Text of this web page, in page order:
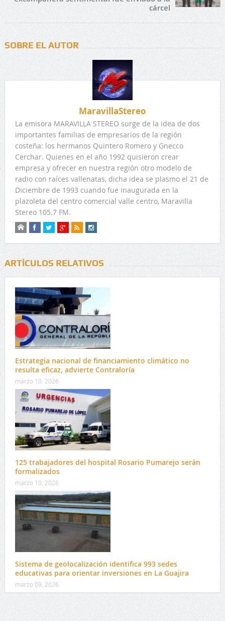
cárcel
SOBRE EL AUTOR
MaravillaStereo
La emisora MARAVILLA STEREO surge de la idea de dos
importantes familias de empresarios de la región
costeña: los hermanos Quintero Romero y Gnecco
Cerchar. Quienes en el año 1992 quisieron crear
empresa y ofrecer en nuestra región otro modelo de
radio con raíces vallenatas, dicha idea se plasmo el 21 de
Diciembre de 1993 cuando fue inaugurada en la
plazoleta del centro comercial valle centro, Maravilla
Stereo 105.7 FM.
ARTÍCULOS RELATIVOS
Estrategia nacional de financiamiento climático no
resulta eficaz, advierte Contraloría
marzo 10, 2026
125 trabajadores del hospital Rosario Pumarejo serán
formalizados
marzo 10, 2026
Sistema de geolocalización identifica 993 sedes
educativas para orientar inversiones en La Guajira
marzo 09, 2026